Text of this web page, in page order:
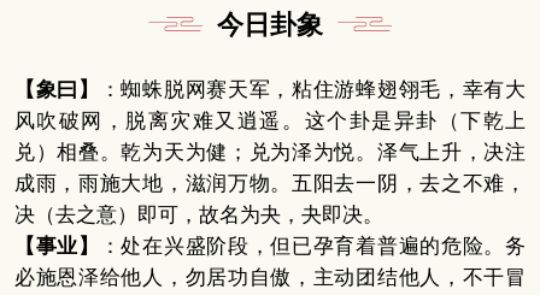
今日卦象
【象曰】
：蜘蛛脱网赛天军，粘住游蜂翅翎毛，幸有大
风吹破网，脱离灾难又逍遥。这个卦是异卦（下乾上
兑）相叠。乾为天为健；兑为泽为悦。泽气上升，决注
成雨，雨施大地，滋润万物。五阳去一阴，去之不难，
决（去之意）即可，故名为夬，夬即决。
【事业】
：处在兴盛阶段，但已孕育着普遍的危险。务
必施恩泽给他人，勿居功自傲，主动团结他人，不干冒